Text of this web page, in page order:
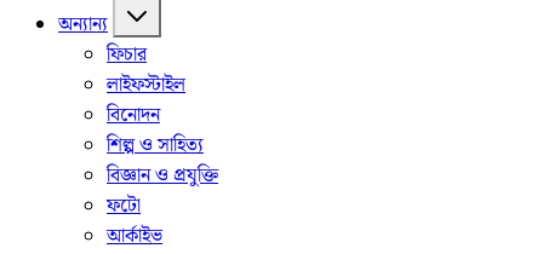
অন্যান্য
ফিচার
লাইফস্টাইল
বিনোদন
শিল্প ও সাহিত্য
বিজ্ঞান ও প্রযুক্তি
ফটো
আর্কাইভ